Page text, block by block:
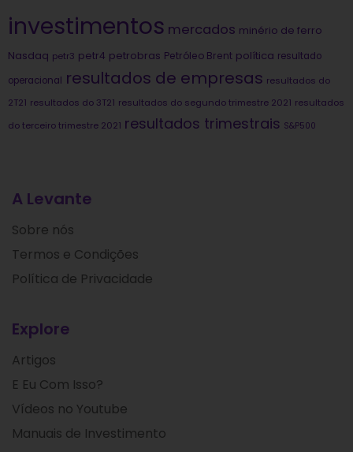
investimentos mercados minério de ferro
Nasdaq petr3 petr4 petrobras Petróleo Brent política resultado
operacional resultados de empresas resultados do
2T21 resultados do 3T21 resultados do segundo trimestre 2021 resultados
do terceiro trimestre 2021 resultados trimestrais S&P500
A Levante
Sobre nós
Termos e Condições
Política de Privacidade
Explore
Artigos
E Eu Com Isso?
Vídeos no Youtube
Manuais de Investimento